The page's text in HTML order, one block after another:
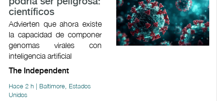
científicos
Advierten que ahora existe
la capacidad de componer
genomas virales con
inteligencia artificial
The Independent
Hace 2 h | Baltimore, Estados
Unidos